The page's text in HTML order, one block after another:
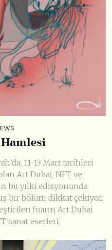
Hamlesi
11-13 Mart tarihleri
Art Dubai, NFT ve
bu yılki edisyonunda
bir bölüm dikkat çekiyor.
fuarın Art Dubai
sanat eserleri,